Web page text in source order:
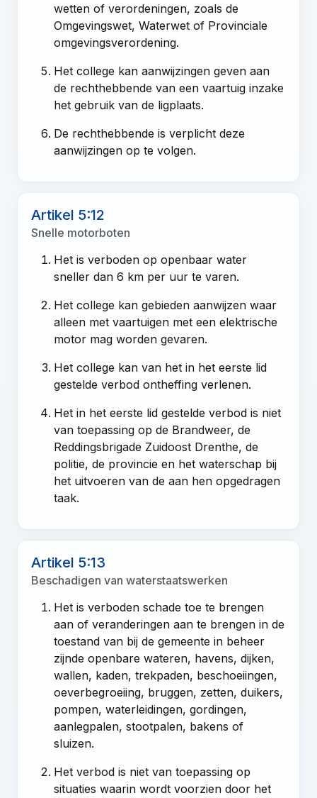
wetten of verordeningen, zoals de
Omgevingswet, Waterwet of Provinciale
omgevingsverordening.
Het college kan aanwijzingen geven aan
de rechthebbende van een vaartuig inzake
het gebruik van de ligplaats.
De rechthebbende is verplicht deze
aanwijzingen op te volgen.
Artikel 5:12
Snelle motorboten
Het is verboden op openbaar water
sneller dan 6 km per uur te varen.
Het college kan gebieden aanwijzen waar
alleen met vaartuigen met een elektrische
motor mag worden gevaren.
Het college kan van het in het eerste lid
gestelde verbod ontheffing verlenen.
Het in het eerste lid gestelde verbod is niet
van toepassing op de Brandweer, de
Reddingsbrigade Zuidoost Drenthe, de
politie, de provincie en het waterschap bij
het uitvoeren van de aan hen opgedragen
taak.
Artikel 5:13
Beschadigen van waterstaatswerken
Het is verboden schade toe te brengen
aan of veranderingen aan te brengen in de
toestand van bij de gemeente in beheer
zijnde openbare wateren, havens, dijken,
wallen, kaden, trekpaden, beschoeiingen,
oeverbegroeiing, bruggen, zetten, duikers,
pompen, waterleidingen, gordingen,
aanlegpalen, stootpalen, bakens of
sluizen.
Het verbod is niet van toepassing op
situaties waarin wordt voorzien door het